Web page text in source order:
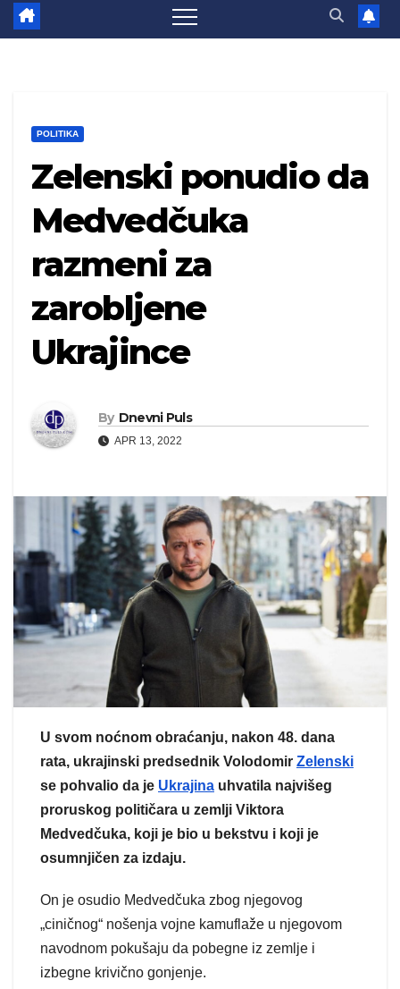
POLITIKA
Zelenski ponudio da
Medvedčuka
razmeni za
zarobljene
Ukrajince
By Dnevni Puls
APR 13, 2022
U svom noćnom obraćanju, nakon 48. dana
rata, ukrajinski predsednik Volodomir Zelenski
se pohvalio da je Ukrajina uhvatila najvišeg
proruskog političara u zemlji Viktora
Medvedčuka, koji je bio u bekstvu i koji je
osumnjičen za izdaju.
On je osudio Medvedčuka zbog njegovog
„ciničnog“ nošenja vojne kamuflaže u njegovom
navodnom pokušaju da pobegne iz zemlje i
izbegne krivično gonjenje.